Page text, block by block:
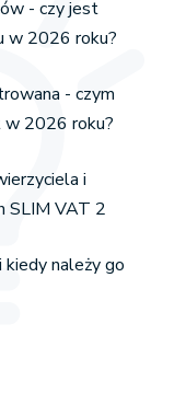
- czy jest
w 2026 roku?
- czym
2026 roku?
i
SLIM VAT 2
kiedy należy go